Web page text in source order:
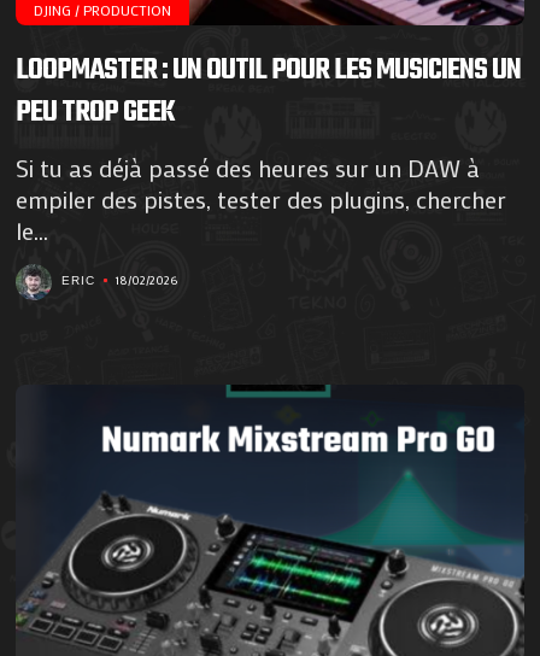
DJING / PRODUCTION
LOOPMASTER : UN OUTIL POUR LES MUSICIENS UN
PEU TROP GEEK
Si tu as déjà passé des heures sur un DAW à
empiler des pistes, tester des plugins, chercher
le...
ERIC 18/02/2026